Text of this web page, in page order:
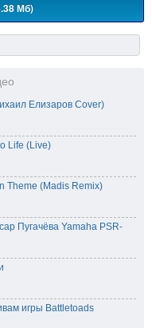
Мб)
Елизаров Cover)
Life (Live)
Theme (Madis Remix)
Пугачёва Yamaha PSR-
игры Battletoads